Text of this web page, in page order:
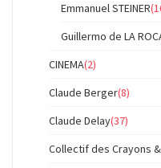
Emmanuel STEINER
Guillermo de LA
CINEMA(2)
Claude Berger(8)
Claude Delay(37)
Collectif des Crayons